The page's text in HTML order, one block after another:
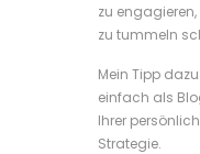
zu
zu tummeln
Mein Tipp
einfach als
Ihrer
Strategie.